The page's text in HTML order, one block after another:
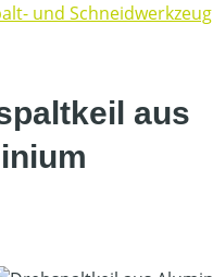
und Schneidwerkzeug
aus